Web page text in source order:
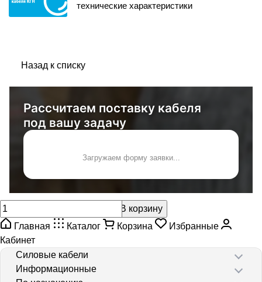
технические характеристики
Назад к списку
Рассчитаем поставку кабеля
под вашу задачу
Загружаем форму заявки...
В корзину
Главная
Каталог Корзина
Избранные
Кабинет
Силовые кабели
Информационные